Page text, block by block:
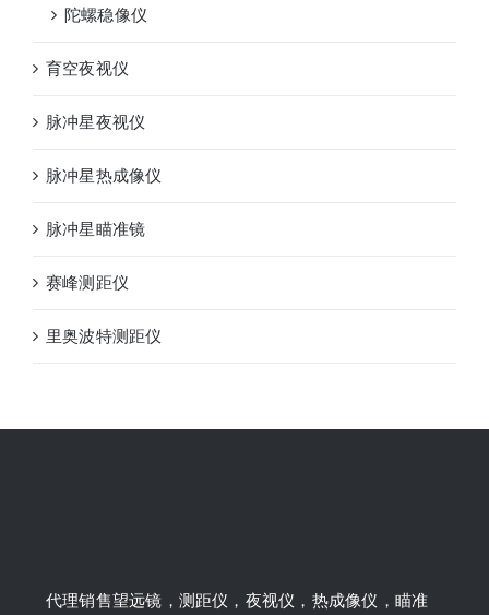
陀螺稳像仪
育空夜视仪
脉冲星夜视仪
脉冲星热成像仪
脉冲星瞄准镜
赛峰测距仪
里奥波特测距仪
代理销售望远镜，测距仪，夜视仪，热成像仪，瞄准